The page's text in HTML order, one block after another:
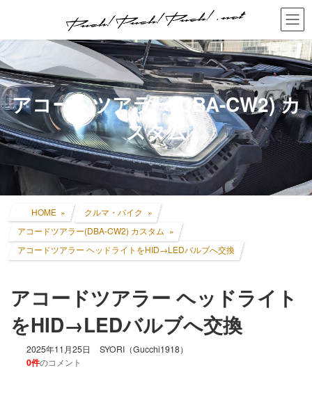
ン
ツ
へ
ス
キ
ッ
プ
ー
シ
ョ
ン
に
移
動
アコードツアラー(DBA-CW2) カ
スタム
HOME
クルマ・バイク
アコードツアラー(DBA-CW2) カスタム
アコードツアラー ヘッドライトをHID→LEDバルブへ交換
アコードツアラー ヘッドライト
をHID→LEDバルブへ交換
2025年11月25日 SYORI（Gucchi1918）
0件のコメント